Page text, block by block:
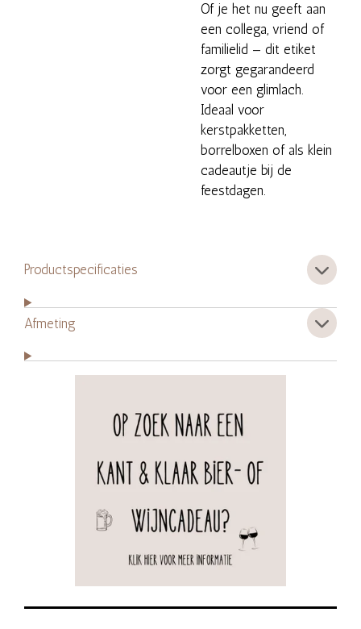
Of je het nu geeft aan
een collega, vriend of
familielid — dit etiket
zorgt gegarandeerd
voor een glimlach.
Ideaal voor
kerstpakketten,
borrelboxen of als klein
cadeautje bij de
feestdagen.
Productspecificaties
Afmeting